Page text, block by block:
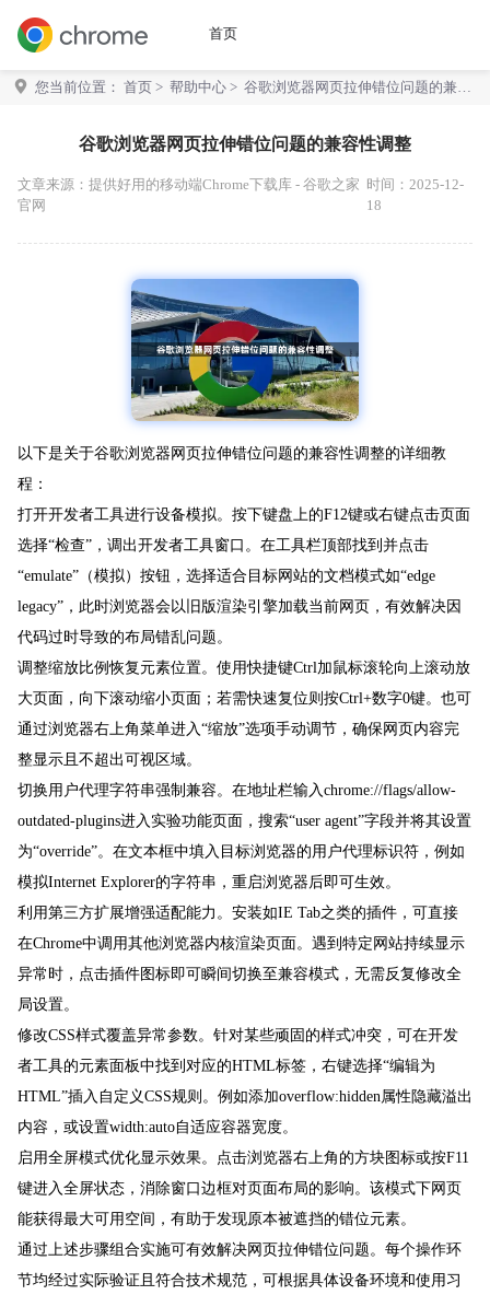
首页
您当前位置： 首页 > 帮助中心 > 谷歌浏览器网页拉伸错位问题的兼容
谷歌浏览器网页拉伸错位问题的兼容性调整
文章来源： 提供好用的移动端Chrome下载库 - 谷歌之家
官网
时间：2025-12-
18
以下是关于谷歌浏览器网页拉伸错位问题的兼容性调整的详细教
程：
打开开发者工具进行设备模拟。按下键盘上的F12键或右键点击页面
选择“检查”，调出开发者工具窗口。在工具栏顶部找到并点击
“emulate”（模拟）按钮，选择适合目标网站的文档模式如“edge
legacy”，此时浏览器会以旧版渲染引擎加载当前网页，有效解决因
代码过时导致的布局错乱问题。
调整缩放比例恢复元素位置。使用快捷键Ctrl加鼠标滚轮向上滚动放
大页面，向下滚动缩小页面；若需快速复位则按Ctrl+数字0键。也可
通过浏览器右上角菜单进入“缩放”选项手动调节，确保网页内容完
整显示且不超出可视区域。
切换用户代理字符串强制兼容。在地址栏输入chrome://flags/allow-
outdated-plugins进入实验功能页面，搜索“user agent”字段并将其设置
为“override”。在文本框中填入目标浏览器的用户代理标识符，例如
模拟Internet Explorer的字符串，重启浏览器后即可生效。
利用第三方扩展增强适配能力。安装如IE Tab之类的插件，可直接
在Chrome中调用其他浏览器内核渲染页面。遇到特定网站持续显示
异常时，点击插件图标即可瞬间切换至兼容模式，无需反复修改全
局设置。
修改CSS样式覆盖异常参数。针对某些顽固的样式冲突，可在开发
者工具的元素面板中找到对应的HTML标签，右键选择“编辑为
HTML”插入自定义CSS规则。例如添加overflow:hidden属性隐藏溢出
内容，或设置width:auto自适应容器宽度。
启用全屏模式优化显示效果。点击浏览器右上角的方块图标或按F11
键进入全屏状态，消除窗口边框对页面布局的影响。该模式下网页
能获得最大可用空间，有助于发现原本被遮挡的错位元素。
通过上述步骤组合实施可有效解决网页拉伸错位问题。每个操作环
节均经过实际验证且符合技术规范，可根据具体设备环境和使用习